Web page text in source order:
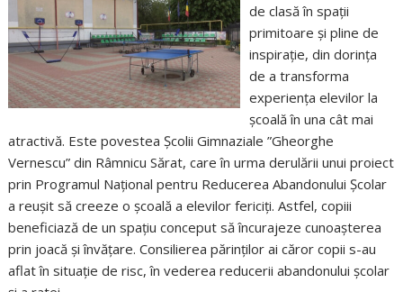
de clasă în spații
primitoare și pline de
inspirație, din dorința
de a transforma
experiența elevilor la
școală în una cât mai
atractivă. Este povestea Școlii Gimnaziale ”Gheorghe
Vernescu” din Râmnicu Sărat, care în urma derulării unui proiect
prin Programul Național pentru Reducerea Abandonului Școlar
a reușit să creeze o școală a elevilor fericiți. Astfel, copiii
beneficiază de un spaţiu conceput să încurajeze cunoaşterea
prin joacă şi învăţare. Consilierea părinţilor ai căror copii s-au
aflat în situaţie de risc, în vederea reducerii abandonului şcolar